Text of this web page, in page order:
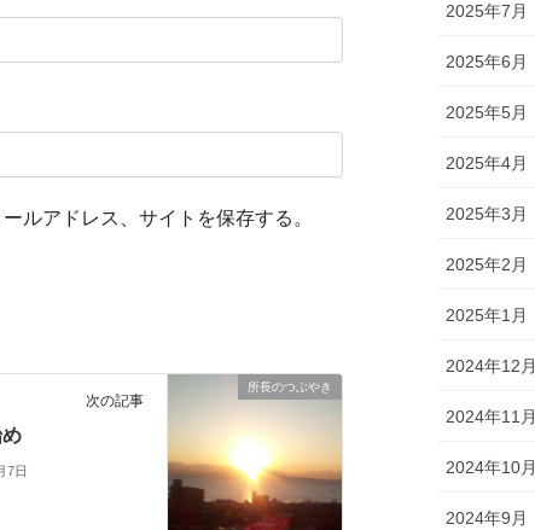
ルアドレス、サイトを保存する。
所長のつぶやき
次の記事
7日
2025年7月
2025年6月
2025年5月
2025年4月
2025年3月
2025年2月
2025年1月
2024年12月
2024年11月
2024年10月
2024年9月